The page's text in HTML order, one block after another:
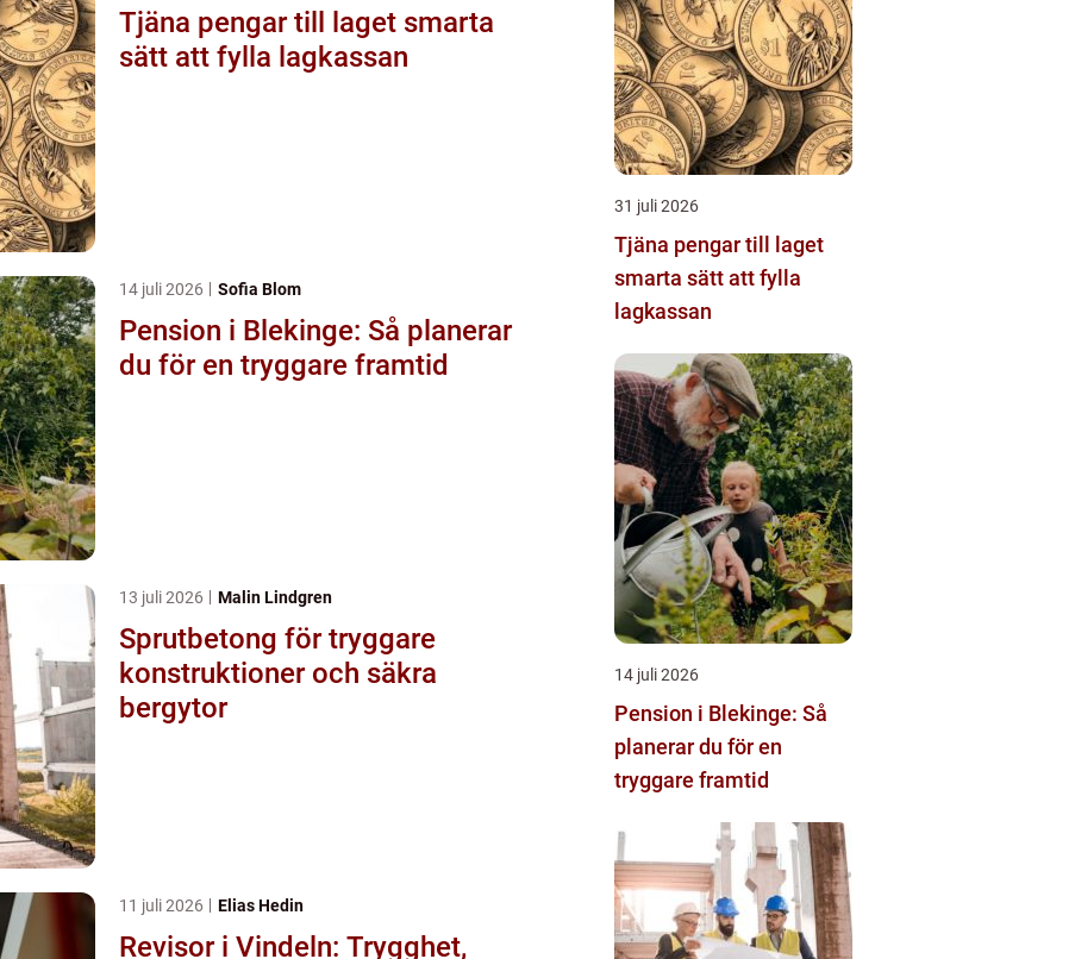
Tjäna pengar till laget smarta
sätt att fylla lagkassan
14 juli 2026 Sofia Blom
Pension i Blekinge: Så planerar
du för en tryggare framtid
13 juli 2026 Malin Lindgren
Sprutbetong för tryggare
konstruktioner och säkra
bergytor
11 juli 2026 Elias Hedin
Revisor i Vindeln: Trygghet,
31 juli 2026
Tjäna pengar till laget
smarta sätt att fylla
lagkassan
14 juli 2026
Pension i Blekinge: Så
planerar du för en
tryggare framtid